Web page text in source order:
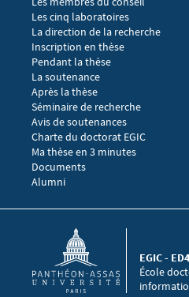
Les cinq laboratoires
La direction de la recherche
Menu footer EGIC 2
Inscription en thèse
Pendant la thèse
La soutenance
Après la thèse
Menu footer EGIC 3
Séminaire de recherche
Avis de soutenances
Charte du doctorat EGIC
Ma thèse en 3 minutes
Menu footer EGIC 4
Documents
Alumni
École
EGIC -